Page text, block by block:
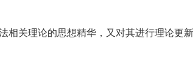
关理论的思想精华，又对其进行理论更